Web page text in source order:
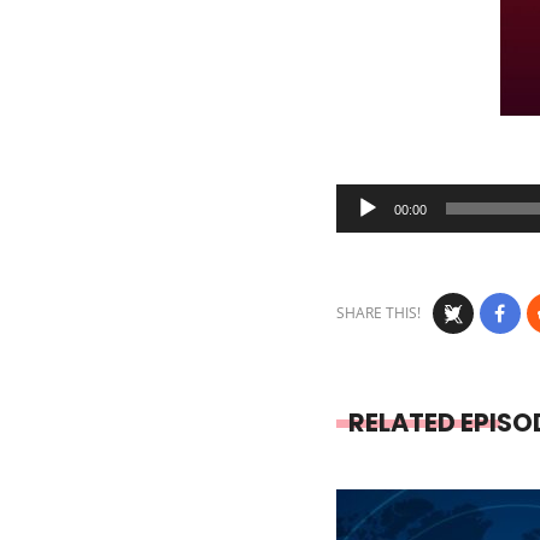
Audio
Player
00:00
SHARE THIS!
RELATED